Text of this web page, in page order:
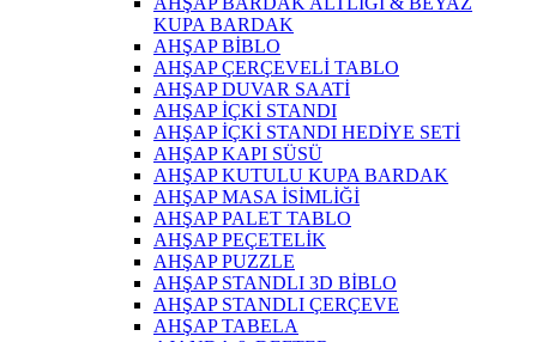
KUPA BARDAK
AHŞAP BİBLO
AHŞAP ÇERÇEVELİ TABLO
AHŞAP DUVAR SAATİ
AHŞAP İÇKİ STANDI
AHŞAP İÇKİ STANDI HEDİYE SETİ
AHŞAP KAPI SÜSÜ
AHŞAP KUTULU KUPA BARDAK
AHŞAP MASA İSİMLİĞİ
AHŞAP PALET TABLO
AHŞAP PEÇETELİK
AHŞAP PUZZLE
AHŞAP STANDLI 3D BİBLO
AHŞAP STANDLI ÇERÇEVE
AHŞAP TABELA